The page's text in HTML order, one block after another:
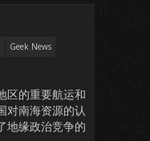
Geek News
区的重要航运和
对南海资源的认
地缘政治竞争的